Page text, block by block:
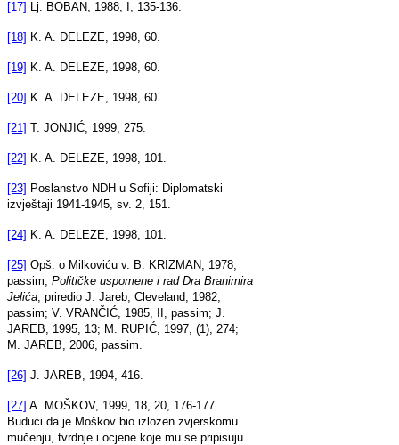
[17] Lj. BOBAN, 1988, I, 135-136.
[18] K. A. DELEZE, 1998, 60.
[19] K. A. DELEZE, 1998, 60.
[20] K. A. DELEZE, 1998, 60.
[21] T. JONJIĆ, 1999, 275.
[22] K. A. DELEZE, 1998, 101.
[23] Poslanstvo NDH u Sofiji: Diplomatski
izvještaji 1941-1945, sv. 2, 151.
[24] K. A. DELEZE, 1998, 101.
[25] Opš. o Milkoviću v. B. KRIZMAN, 1978,
passim; Političke uspomene i rad Dra Branimira
Jelića , priredio J. Jareb, Cleveland, 1982,
passim; V. VRANČIĆ, 1985, II, passim; J.
JAREB, 1995, 13; M. RUPIĆ, 1997, (1), 274;
M. JAREB, 2006, passim.
[26] J. JAREB, 1994, 416.
[27] A. MOŠKOV, 1999, 18, 20, 176-177.
Budući da je Moškov bio izlozen zvjerskomu
mučenju, tvrdnje i ocjene koje mu se pripisuju